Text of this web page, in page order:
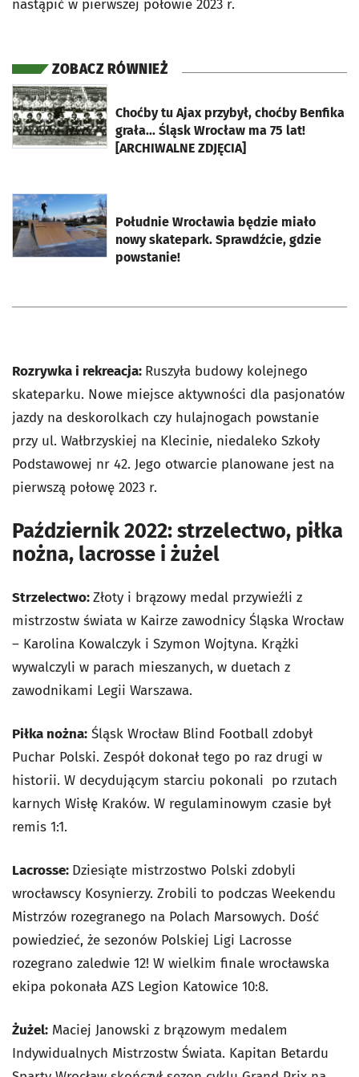
nastąpić w pierwszej połowie 2023 r.
ZOBACZ RÓWNIEŻ
Choćby tu Ajax przybył, choćby Benfika
grała... Śląsk Wrocław ma 75 lat!
[ARCHIWALNE ZDJĘCIA]
otworzy się w nowej karcie
Południe Wrocławia będzie miało
nowy skatepark. Sprawdźcie, gdzie
powstanie!
otworzy się w nowej karcie
Rozrywka i rekreacja: Ruszyła budowy kolejnego
skateparku. Nowe miejsce aktywności dla pasjonatów
jazdy na deskorolkach czy hulajnogach powstanie
przy ul. Wałbrzyskiej na Klecinie, niedaleko Szkoły
Podstawowej nr 42. Jego otwarcie planowane jest na
pierwszą połowę 2023 r.
Październik 2022: strzelectwo, piłka
nożna, lacrosse i żużel
Strzelectwo:Złoty i brązowy medal przywieźli z
mistrzostw świata w Kairze zawodnicy Śląska Wrocław
– Karolina Kowalczyk i Szymon Wojtyna. Krążki
wywalczyli w parach mieszanych, w duetach z
zawodnikami Legii Warszawa.
Piłka nożna: Śląsk Wrocław Blind Football zdobył
Puchar Polski. Zespół dokonał tego po raz drugi w
historii. W decydującym starciu pokonali po rzutach
karnych Wisłę Kraków. W regulaminowym czasie był
remis 1:1.
Lacrosse: Dziesiąte mistrzostwo Polski zdobyli
wrocławscy Kosynierzy. Zrobili to podczas Weekendu
Mistrzów rozegranego na Polach Marsowych. Dość
powiedzieć, że sezonów Polskiej Ligi Lacrosse
rozegrano zaledwie 12! W wielkim finale wrocławska
ekipa pokonała AZS Legion Katowice 10:8.
Żużel: Maciej Janowski z brązowym medalem
Indywidualnych Mistrzostw Świata. Kapitan Betardu